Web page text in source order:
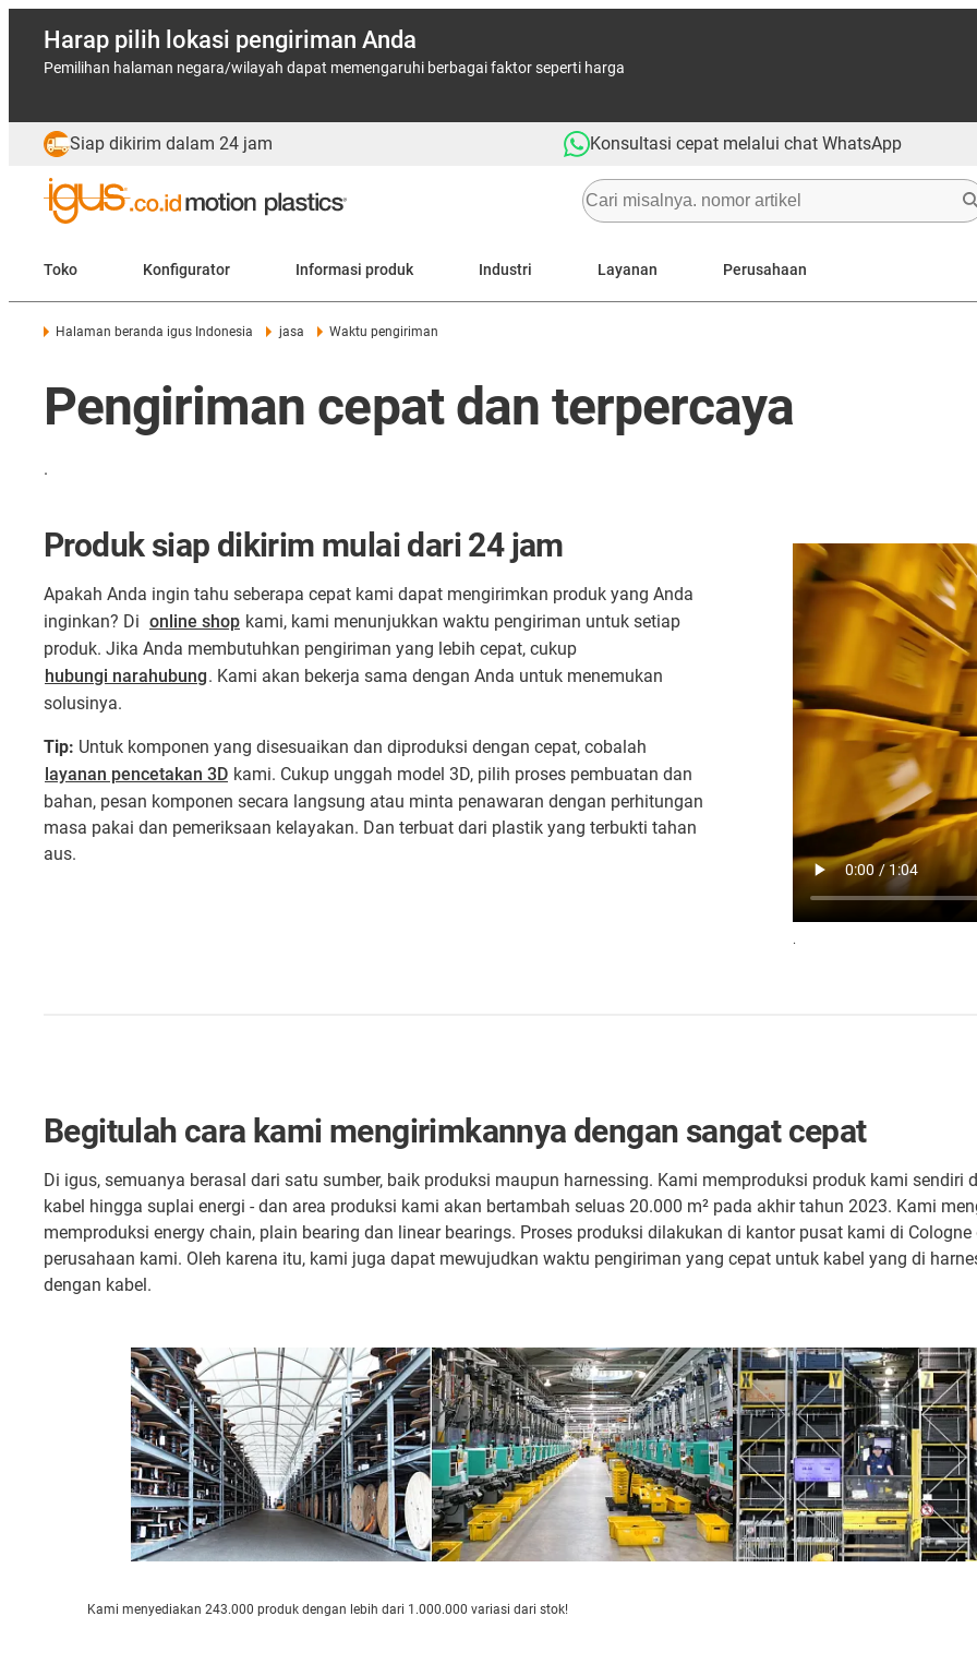
Harap pilih lokasi pengiriman Anda
Pemilihan halaman negara/wilayah dapat memengaruhi berbagai faktor seperti harga
Siap dikirim dalam 24 jam Konsultasi cepat melalui chat WhatsApp
Toko Konfigurator Informasi produk Industri Layanan Perusahaan
Halaman beranda igus Indonesia jasa Waktu pengiriman
Pengiriman cepat dan terpercaya
.
.
Produk siap dikirim mulai dari 24 jam
Apakah Anda ingin tahu seberapa cepat kami dapat mengirimkan produk yang Anda
inginkan? Di online shop kami, kami menunjukkan waktu pengiriman untuk setiap
produk. Jika Anda membutuhkan pengiriman yang lebih cepat, cukup
hubungi narahubung. Kami akan bekerja sama dengan Anda untuk menemukan
solusinya.
Tip: Untuk komponen yang disesuaikan dan diproduksi dengan cepat, cobalah
layanan pencetakan 3D kami. Cukup unggah model 3D, pilih proses pembuatan dan
bahan, pesan komponen secara langsung atau minta penawaran dengan perhitungan
masa pakai dan pemeriksaan kelayakan. Dan terbuat dari plastik yang terbukti tahan
aus.
Begitulah cara kami mengirimkannya dengan sangat cepat
Di igus, semuanya berasal dari satu sumber, baik produksi maupun harnessing. Kami memproduksi produk kami sendiri
kabel hingga suplai energi - dan area produksi kami akan bertambah seluas 20.000 m² pada akhir tahun 2023. Kami
memproduksi energy chain, plain bearing dan linear bearings. Proses produksi dilakukan di kantor pusat kami di
perusahaan kami. Oleh karena itu, kami juga dapat mewujudkan waktu pengiriman yang cepat untuk kabel yang di
dengan kabel.
Kami menyediakan 243.000 produk dengan lebih dari 1.000.000 variasi dari stok!